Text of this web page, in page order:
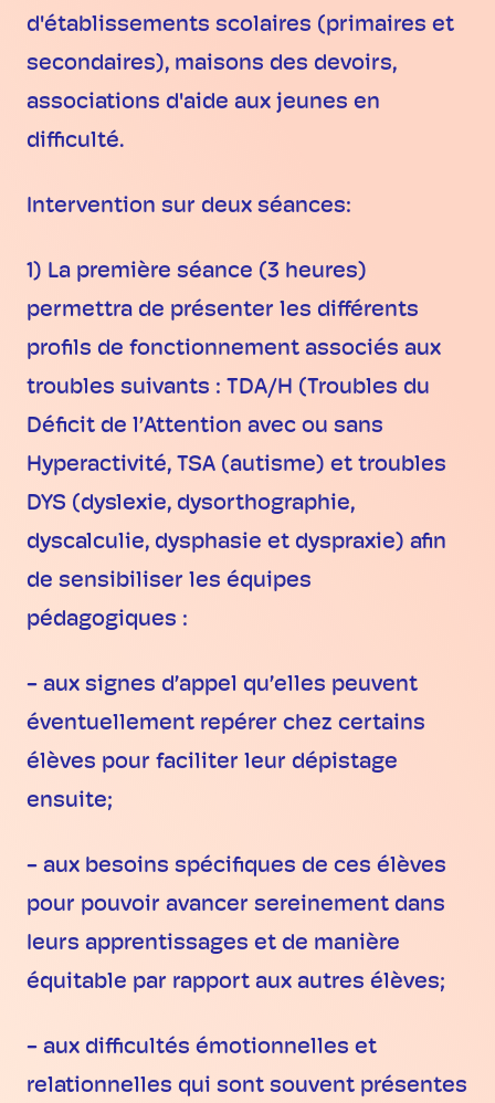
d'établissements scolaires (primaires et
secondaires), maisons des devoirs,
associations d'aide aux jeunes en
difficulté.
Intervention sur deux séances:
1) La première séance (3 heures)
permettra de présenter les différents
profils de fonctionnement associés aux
troubles suivants : TDA/H (Troubles du
Déficit de l’Attention avec ou sans
Hyperactivité, TSA (autisme) et troubles
DYS (dyslexie, dysorthographie,
dyscalculie, dysphasie et dyspraxie) afin
de sensibiliser les équipes
pédagogiques :
- aux signes d’appel qu’elles peuvent
éventuellement repérer chez certains
élèves pour faciliter leur dépistage
ensuite;
- aux besoins spécifiques de ces élèves
pour pouvoir avancer sereinement dans
Ieurs apprentissages et de manière
équitable par rapport aux autres élèves;
- aux difficultés émotionnelles et
relationnelles qui sont souvent présentes